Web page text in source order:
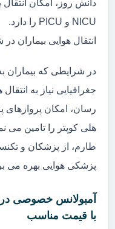
NICU و PICU را دارد.
انتقال هوایی بیماران
در شرایطی که بیماران
جغرافیایی نیاز به
رسان، امکان پروازهای
هلی کوپتر را تامین می
طارم، از پزشکان و
پزشکی هوایی بهره می
آمبولانس خصوصی در
با قیمت مناسب